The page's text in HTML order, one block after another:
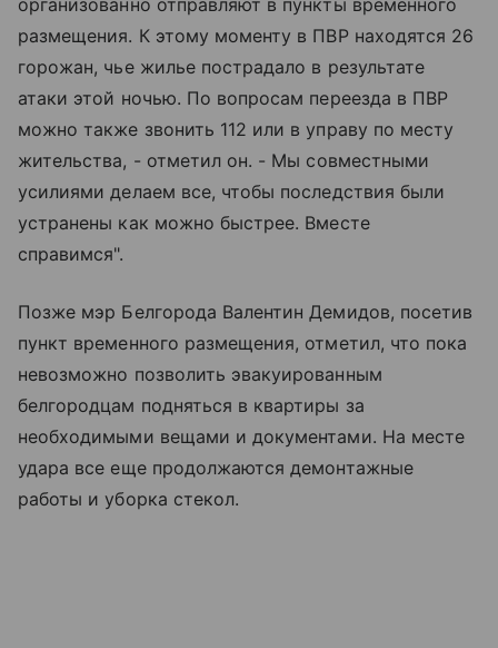
размещения. К этому моменту в ПВР находятся 26
горожан, чье жилье пострадало в результате
атаки этой ночью. По вопросам переезда в ПВР
можно также звонить 112 или в управу по месту
жительства, - отметил он. - Мы совместными
усилиями делаем все, чтобы последствия были
устранены как можно быстрее. Вместе
справимся".
Позже мэр Белгорода Валентин Демидов, посетив
пункт временного размещения, отметил, что пока
невозможно позволить эвакуированным
белгородцам подняться в квартиры за
необходимыми вещами и документами. На месте
удара все еще продолжаются демонтажные
работы и уборка стекол.